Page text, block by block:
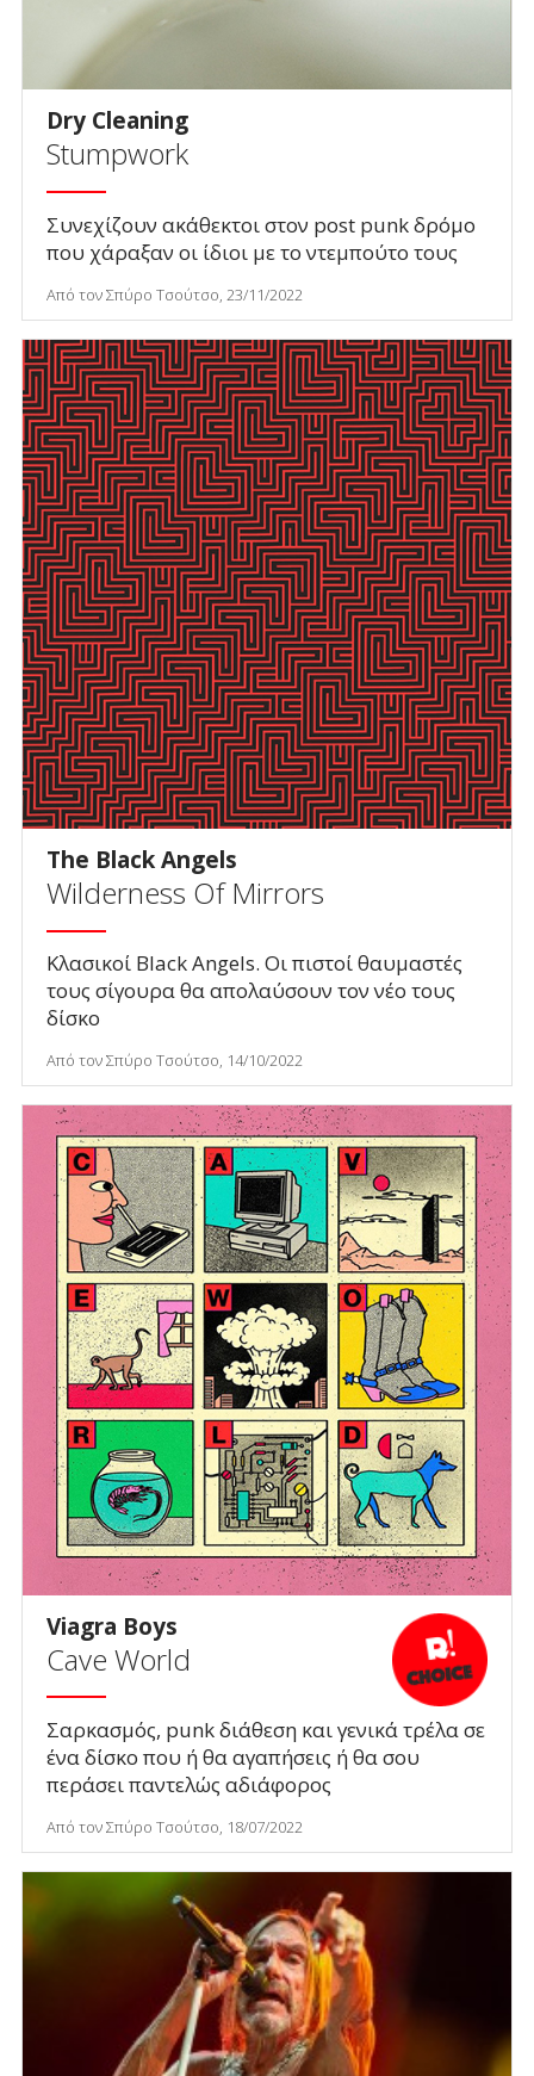
Dry Cleaning
Stumpwork
Συνεχίζουν ακάθεκτοι στον post punk δρόμο
που χάραξαν οι ίδιοι με το ντεμπούτο τους
Από τον Σπύρο Τσούτσο, 23/11/2022
The Black Angels
Wilderness Of Mirrors
Κλασικοί Black Angels. Οι πιστοί θαυμαστές
τους σίγουρα θα απολαύσουν τον νέο τους
δίσκο
Από τον Σπύρο Τσούτσο, 14/10/2022
Viagra Boys
Cave World
Σαρκασμός, punk διάθεση και γενικά τρέλα σε
ένα δίσκο που ή θα αγαπήσεις ή θα σου
περάσει παντελώς αδιάφορος
Από τον Σπύρο Τσούτσο, 18/07/2022